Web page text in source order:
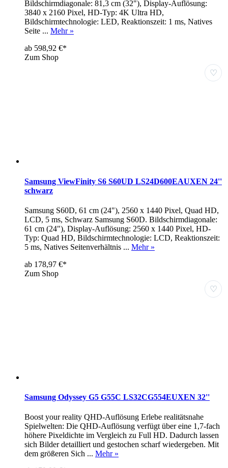
Bildschirmdiagonale: 81,3 cm (32"), Display-Auflösung:
3840 x 2160 Pixel, HD-Typ: 4K Ultra HD,
Bildschirmtechnologie: LED, Reaktionszeit: 1 ms, Natives
Seite ... Mehr »
ab 598,92 €*
Zum Shop
♡
Samsung ViewFinity S6 S60UD LS24D600EAUXEN 24''
schwarz
Samsung S60D, 61 cm (24"), 2560 x 1440 Pixel, Quad HD,
LCD, 5 ms, Schwarz Samsung S60D. Bildschirmdiagonale:
61 cm (24"), Display-Auflösung: 2560 x 1440 Pixel, HD-
Typ: Quad HD, Bildschirmtechnologie: LCD, Reaktionszeit:
5 ms, Natives Seitenverhältnis ... Mehr »
ab 178,97 €*
Zum Shop
♡
Samsung Odyssey G5 G55C LS32CG554EUXEN 32''
Boost your reality QHD-Auflösung Erlebe realitätsnahe
Spielwelten: Die QHD-Auflösung verfügt über eine 1,7-fach
höhere Pixeldichte im Vergleich zu Full HD. Dadurch lassen
sich Bilder detailliert und gestochen scharf wiedergeben. Mit
dem größeren Sich ... Mehr »